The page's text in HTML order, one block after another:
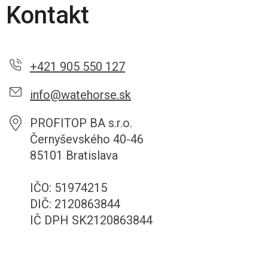
Kontakt
+421 905 550 127
info@watehorse.sk
PROFITOP BA s.r.o.
Černyševského 40-46
85101 Bratislava
IČO: 51974215
DIČ: 2120863844
IČ DPH SK2120863844